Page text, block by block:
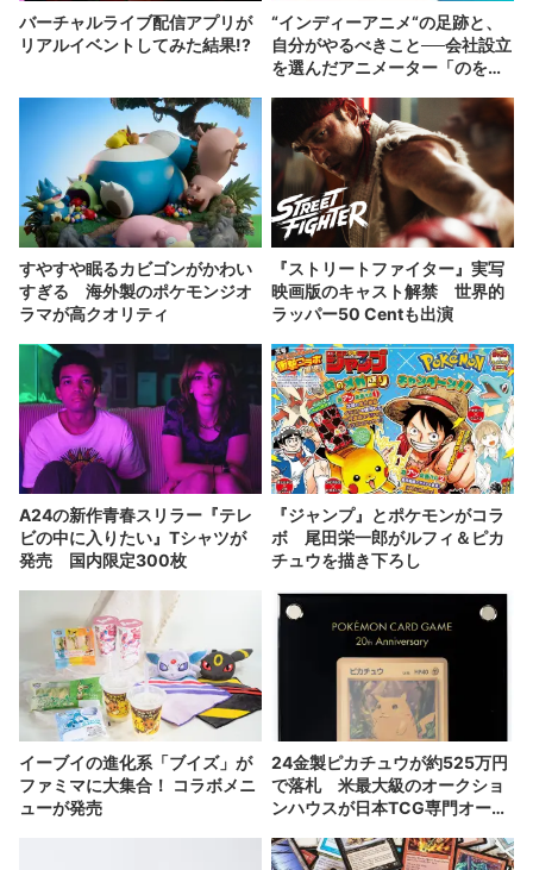
バーチャルライブ配信アプリが
リアルイベントしてみた結果!?
“インディーアニメ“の足跡と、
自分がやるべきこと──会社設立
を選んだアニメーター「のを
すやすや眠るカビゴンがかわい
すぎる 海外製のポケモンジオ
ラマが高クオリティ
『ストリートファイター』実写
映画版のキャスト解禁 世界的
ラッパー50 Centも出演
A24の新作青春スリラー『テレ
ビの中に入りたい』Tシャツが
発売 国内限定300枚
『ジャンプ』とポケモンがコラ
ボ 尾田栄一郎がルフィ＆ピカ
チュウを描き下ろし
イーブイの進化系「ブイズ」が
ファミマに大集合！ コラボメニ
ューが発売
24金製ピカチュウが約525万円
で落札 米最大級のオークショ
ンハウスが日本TCG専門オーク